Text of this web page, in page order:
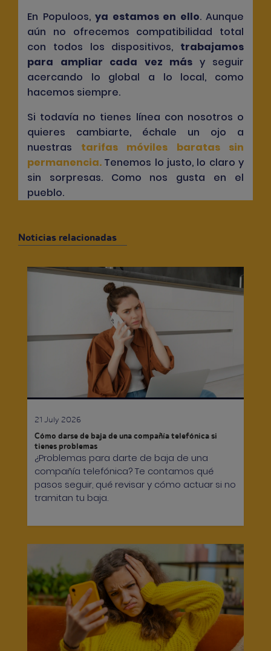
En Populoos, ya estamos en ello. Aunque
aún no ofrecemos compatibilidad total
con todos los dispositivos, trabajamos
para ampliar cada vez más y seguir
acercando lo global a lo local, como
hacemos siempre.
Si todavía no tienes línea con nosotros o
quieres cambiarte, échale un ojo a
nuestras
tarifas móviles baratas sin
permanencia. Tenemos lo justo, lo claro y
sin sorpresas. Como nos gusta en el
pueblo.
Noticias relacionadas
21 July 2026
Cómo darse de baja de una compañía telefónica si
tienes problemas
¿Problemas para darte de baja de una
compañía telefónica? Te contamos qué
pasos seguir, qué revisar y cómo actuar si no
tramitan tu baja.